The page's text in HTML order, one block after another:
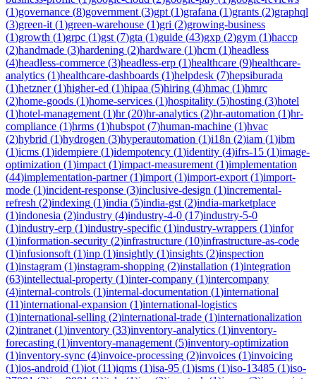
(1)governance (8)government (3)gpt (1)grafana (1)grants (2)graphql
(3)green-it (1)green-warehouse (1)gri (2)growing-business
(1)growth (1)grpc (1)gst (7)gta (1)guide (43)gxp (2)gym (1)haccp
(2)handmade (3)hardening (2)hardware (1)hcm (1)headless
(4)headless-commerce (3)headless-erp (1)healthcare (9)healthcare-
analytics (1)healthcare-dashboards (1)helpdesk (7)hepsiburada
(1)hetzner(1)higher-ed (1)hipaa (5)hiring (4)hmac (1)hmrc
(2)home-goods (1)home-services (1)hospitality (5)hosting (3)hotel
(1)hotel-management (1)hr(20)hr-analytics (2)hr-automation (1)hr-
compliance (1)hrms (1)hubspot (7)human-machine (1)hvac
(2)hybrid (1)hydrogen (3)hyperautomation (1)i18n (2)iam (1)ibm
(1)icms (1)idempiere (1)idempotency (1)identity (4)ifrs-15 (1)image-
optimization (1)impact (1)impact-measurement (1)implementation
(44)implementation-partner(1)import (1)import-export (1)import-
mode (1)incident-response (3)inclusive-design (1)incremental-
refresh (2)indexing (1)india (5)india-gst (2)india-marketplace
(1)indonesia (2)industry (4)industry-4-0 (17)industry-5-0
(1)industry-erp (1)industry-specific (1)industry-wrappers (1)infor
(1)information-security (2)infrastructure (10)infrastructure-as-code
(1)infusionsoft (1)inp (1)insightly (1)insights (2)inspection
(1)instagram (1)instagram-shopping (2)installation (1)integration
(63)intellectual-property (1)inter-company (1)intercompany
(4)internal-controls (1)internal-documentation (1)international
(11)international-expansion (1)international-logistics
(1)international-selling (2)international-trade (1)internationalization
(2)intranet (1)inventory (33)inventory-analytics (1)inventory-
forecasting (1)inventory-management (5)inventory-optimization
(1)inventory-sync (4)invoice-processing (2)invoices (1)invoicing
(1)ios-android (1)iot (11)iqms (1)isa-95 (1)isms (1)iso-13485 (1)iso-